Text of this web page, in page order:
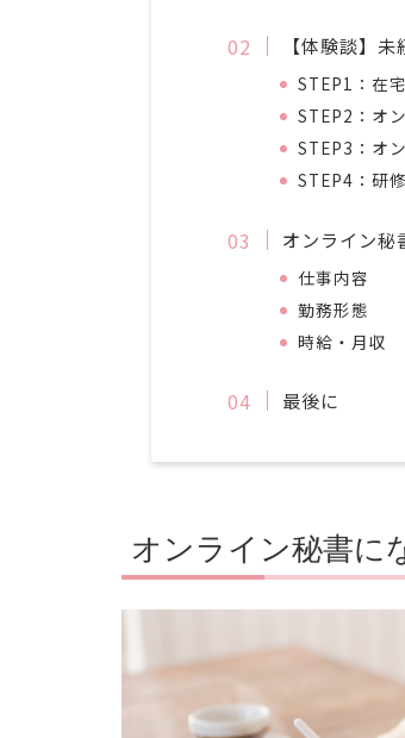
【体験談】
STEP1：在
STEP2：オ
STEP3：オ
STEP4：研
オンライン秘
仕事内容
勤務形態
時給・月収
最後に
オンライン秘書に